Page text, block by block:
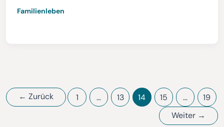
Familienleben
← Zurück 1 … 13 14 15 …
19
Weiter →